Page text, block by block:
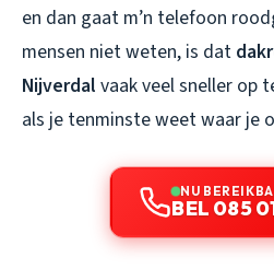
en dan gaat m’n telefoon
mensen niet weten, is dat
Nijverdal vaak veel sneller op
als je tenminste weet waar je
NU
BEL 085